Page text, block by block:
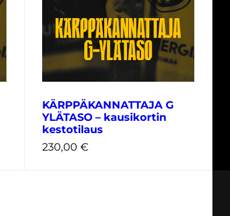
260,00€
KÄRPPÄKANNATTAJA G
YLÄTASO – kausikortin
kestotilaus
230,00 €